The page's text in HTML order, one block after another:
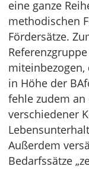
eine ganze
methodischen
Fördersätze.
in Höhe der
fehle zudem
verschiedener
Außerdem
Bedarfssätze